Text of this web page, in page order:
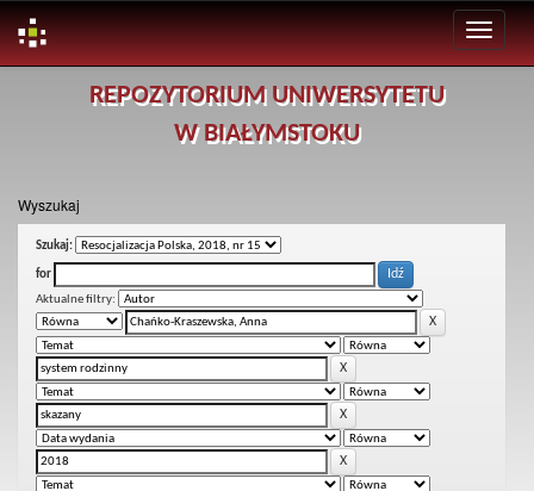
REPOZYTORIUM UNIWERSYTETU
W BIAŁYMSTOKU
Wyszukaj
Szukaj:
for
Aktualne filtry: